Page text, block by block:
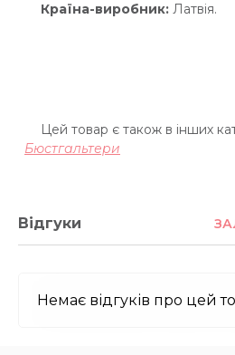
Країна-виробник: Латвія.
Цей товар є також в інших
Бюстгальтери
Відгуки
Немає відгуків про цей